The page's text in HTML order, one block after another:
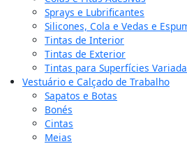
Sprays e Lubrificantes
Silicones, Cola e Vedas e
Tintas de Interior
Tintas de Exterior
Tintas para Superfícies
Vestuário e Calçado de Trabalho
Sapatos e Botas
Bonés
Cintas
Meias